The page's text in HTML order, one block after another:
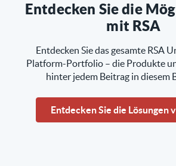
Entdecken Sie die
mit RSA
Entdecken Sie das gesamte RSA
Platform-Portfolio – die Produkte
hinter jedem Beitrag in diesem
Entdecken Sie die Lösungen